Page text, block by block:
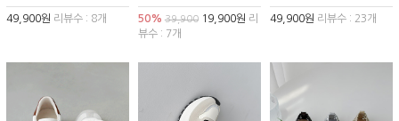
49,900원 리뷰수 : 8개 50% 39,90019,900원 리
뷰수 : 7개
49,900원 리뷰수 : 23개